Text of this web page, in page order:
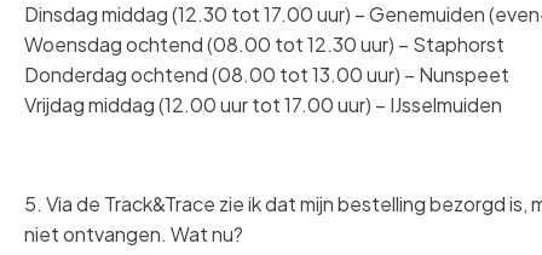
Dinsdag middag (12.30 tot 17.00 uur) – Genemuiden
Woensdag ochtend (08.00 tot 12.30 uur) – Staphorst
Donderdag ochtend (08.00 tot 13.00 uur) – Nunspeet
Vrijdag middag (12.00 uur tot 17.00 uur) – IJsselmuiden
5. Via de Track&Trace zie ik dat mijn bestelling bezorgd is,
niet ontvangen. Wat nu?